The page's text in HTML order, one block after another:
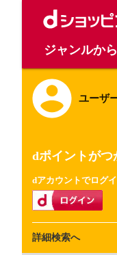
ユーザ
dポイントがつ
dアカウントでログ
詳細検索へ
ジャンルか